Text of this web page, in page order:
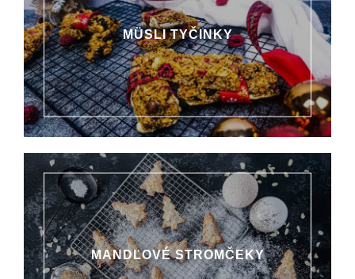
MÜSLI TYČINKY
MANDĽOVÉ STROMČEKY